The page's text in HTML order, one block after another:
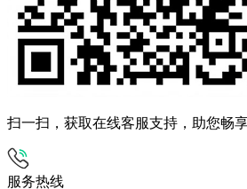
扫一扫，获取在线客服支持，助您畅享
服务热线